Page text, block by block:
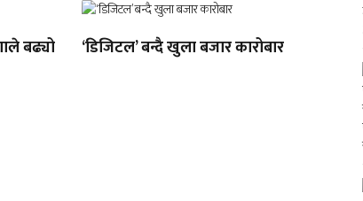
बढ्यो ‘डिजिटल’ बन्दै खुला बजार कारोबार